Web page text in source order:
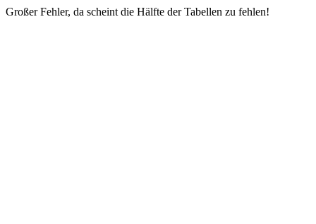
Großer Fehler, da scheint die Hälfte der Tabellen zu fehlen!